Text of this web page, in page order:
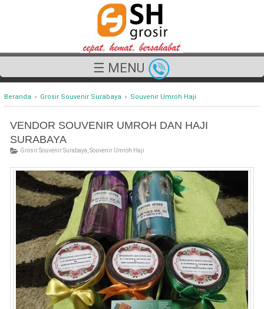
☰ MENU
Beranda › Grosir Souvenir Surabaya › Souvenir Umroh Haji
VENDOR SOUVENIR UMROH DAN HAJI
SURABAYA
Grosir Souvenir Surabaya Souvenir Umroh Haji